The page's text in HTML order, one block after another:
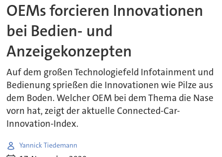
OEMs forcieren Innovationen
bei Bedien- und
Anzeigekonzepten
Auf dem großen Technologiefeld Infotainment und
Bedienung sprießen die Innovationen wie Pilze aus
dem Boden. Welcher OEM bei dem Thema die Nase
vorn hat, zeigt der aktuelle Connected-Car-
Innovation-Index.
Yannick Tiedemann